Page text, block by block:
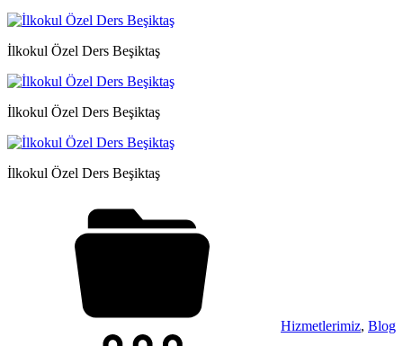
İlkokul Özel Ders Beşiktaş
İlkokul Özel Ders Beşiktaş
İlkokul Özel Ders Beşiktaş
Hizmetlerimiz, Blog